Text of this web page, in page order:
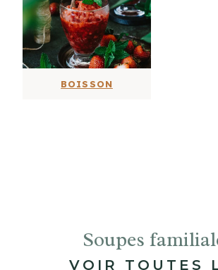
BOISSON
Soupes
VOIR TOUTES